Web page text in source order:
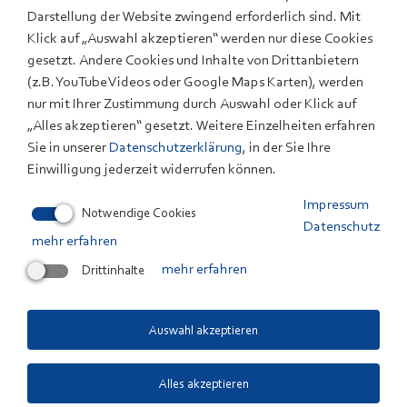
Kontaktieren Sie uns
Haben Sie Fragen zu einem Thema, das die Arbeit des
ZSW betrifft? Wir antworten Ihnen gern.
Zum Kontaktformular
Quicklinks
Veranstaltungen
Darstellung der Website zwingend erforderlich sind. Mit
Klick auf „Auswahl akzeptieren“ werden nur diese Cookies
gesetzt. Andere Cookies und Inhalte von Drittanbietern
(z.B. YouTube Videos oder Google Maps Karten), werden
nur mit Ihrer Zustimmung durch Auswahl oder Klick auf
„Alles akzeptieren“ gesetzt. Weitere Einzelheiten erfahren
Sie in unserer Datenschutzerklärung, in der Sie Ihre
Einwilligung jederzeit widerrufen können.
Impressum
Datenschutz
Notwendige Cookies
mehr erfahren
Drittinhalte
mehr erfahren
Auswahl akzeptieren
Alles akzeptieren